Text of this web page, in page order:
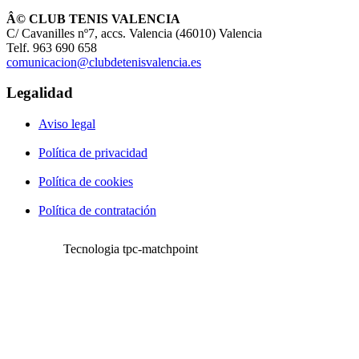
Â© CLUB TENIS VALENCIA
C/ Cavanilles nº7, accs. Valencia (46010) Valencia
Telf. 963 690 658
comunicacion@clubdetenisvalencia.es
Legalidad
Aviso legal
Política de privacidad
Política de cookies
Política de contratación
Tecnologia tpc-matchpoint